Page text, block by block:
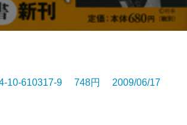
10-610317-9 748円 2009/06/17